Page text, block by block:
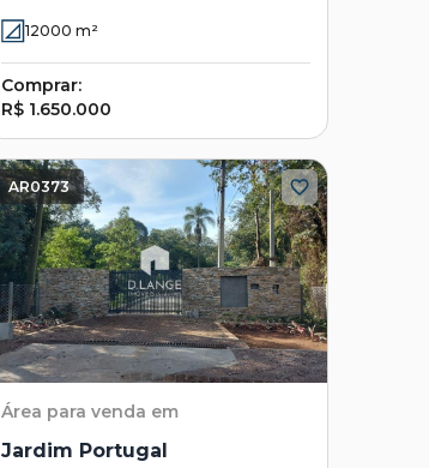
Limeira - SP
12000 m²
Comprar:
R$ 1.650.000
AR0373
Área para venda em
Jardim Portugal